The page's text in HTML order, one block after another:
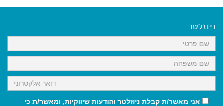
e
)
e
k
i
i
t
p
e
m
ניוזלטר
אני מאשר/ת קבלת ניוזלטר והודעות שיווקיות, ומאשר/ת כי